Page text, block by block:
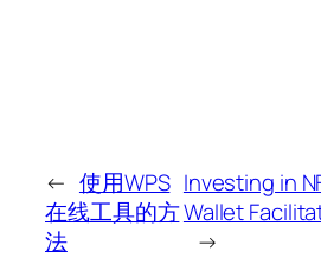
← 使用WPS
在线工具的方
法
Investing in
Wallet
→